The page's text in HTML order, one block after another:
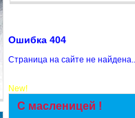
Ошибка 404
Страница на сайте не
New!
С масленицей !